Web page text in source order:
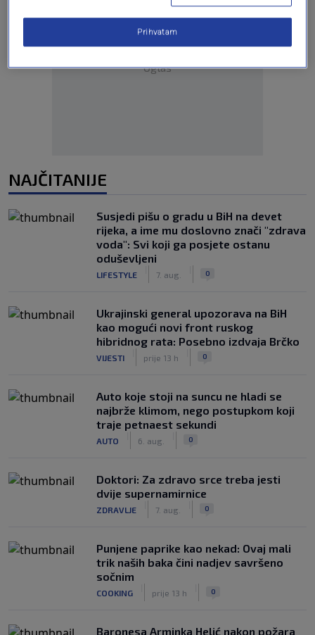
Oglas
NAJČITANIJE
Susjedi pišu o gradu u BiH na devet
rijeka, a ime mu doslovno znači "zdrava
voda": Svi koji ga posjete ostanu
oduševljeni
LIFESTYLE 7. aug. 0
Ukrajinski general upozorava na BiH
kao mogući novi front ruskog
hibridnog rata: Posebno izdvaja Brčko
VIJESTI prije 13 h 0
Auto koje stoji na suncu ne hladi se
najbrže klimom, nego postupkom koji
traje petnaest sekundi
AUTO 6. aug. 0
Doktori: Za zdravo srce treba jesti
dvije supernamirnice
ZDRAVLJE 7. aug. 0
Punjene paprike kao nekad: Ovaj mali
trik naših baka čini nadjev savršeno
sočnim
COOKING prije 13 h 0
Baronesa Arminka Helić nakon požara
Prihvatam